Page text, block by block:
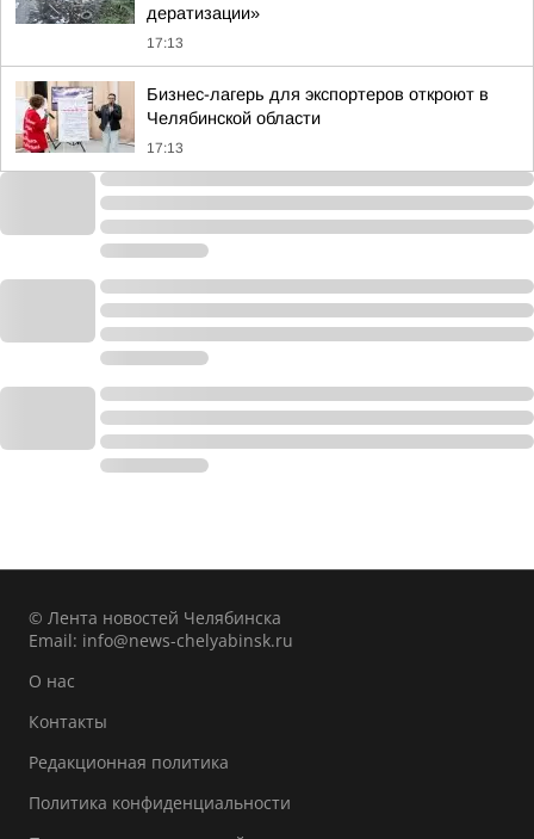
дератизации»
17:13
Бизнес-лагерь для экспортеров откроют в
Челябинской области
17:13
© Лента новостей Челябинска
Email: info@news-chelyabinsk.ru
О нас
Контакты
Редакционная политика
Политика конфиденциальности